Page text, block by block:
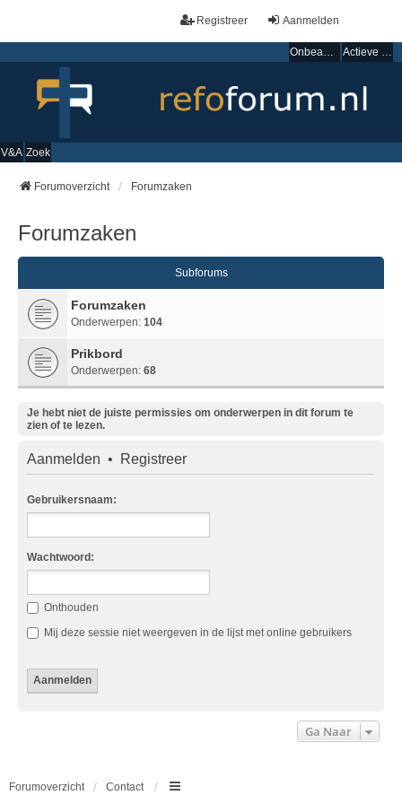
Aanmelden
Registreer
Onbeantwoorde onderwerpen Actieve onderwerpen
V&A Zoek
Forumoverzicht Forumzaken
Forumzaken
Subforums
Forumzaken
Onderwerpen: 104
Prikbord
Onderwerpen: 68
Je hebt niet de juiste permissies om onderwerpen in dit forum te
zien of te lezen.
Aanmelden • Registreer
Gebruikersnaam:
Wachtwoord:
Onthouden
Mij deze sessie niet weergeven in de lijst met online gebruikers
Ga Naar
Forumoverzicht Contact